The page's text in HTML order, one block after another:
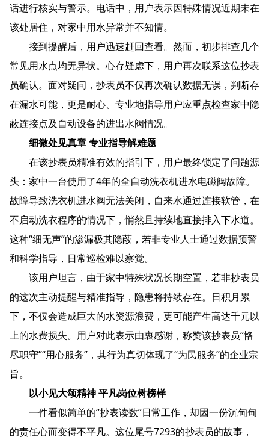
话进行核实与警示。电话中，用户表示因特殊情况近期未在
该处居住，对家中用水异常并不知情。
接到提醒后，用户迅速赶回查看。然而，初步排查几个
常见用水点均无异状。心存疑虑下，用户再次联系这位抄表
员确认。面对疑问，抄表员不仅再次确认数据无误，判断存
在漏水可能，更是耐心、专业地指导用户应重点检查家中隐
蔽连接点及自动设备的进出水阀情况。
细微处见真章 专业指导解难题
在该抄表员精准有效的指引下，用户最终锁定了问题源
头：家中一台使用了4年的全自动洗衣机进水电磁阀故障。
故障导致洗衣机进水阀无法关闭，自来水通过连接软管，在
不启动洗衣程序的情况下，悄然且持续地直接排入下水道。
这种“细无声”的渗漏极其隐蔽，若非专业人士通过数据预警
和科学指导，日常巡检难以察觉。
该用户坦言，由于家中特殊状况长期空置，若非抄表员
的这次主动提醒与精准指导，隐患将持续存在。日积月累
下，不仅会造成巨大的水资源浪费，更可能产生高达千元以
上的水费损失。用户对此表示由衷感谢，称赞该抄表员“恪
尽职守”“用心服务”，其行为真切体现了“为民服务”的企业宗
旨。
以小见大颂精神 平凡岗位树榜样
一件看似简单的“抄表读数”日常工作，却因一份沉甸甸
的责任心而变得不平凡。这位尾号7293的抄表员的故事，